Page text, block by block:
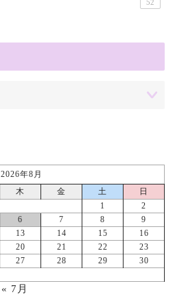
52
2026年8月
木 金 土
日
1
2
6 7 8
9
13 14 15
16
20 21 22
23
27 28 29
30
« 7月